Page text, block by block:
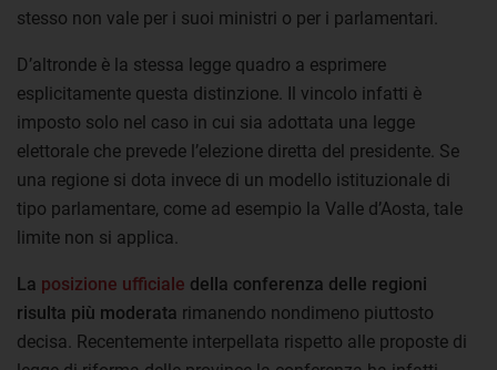
stesso non vale per i suoi ministri o per i parlamentari.
D’altronde è la stessa legge quadro a esprimere
esplicitamente questa distinzione. Il vincolo infatti è
imposto solo nel caso in cui sia adottata una legge
elettorale che prevede l’elezione diretta del presidente. Se
una regione si dota invece di un modello istituzionale di
tipo parlamentare, come ad esempio la Valle d’Aosta, tale
limite non si applica.
La posizione ufficiale della conferenza delle regioni
risulta più moderata rimanendo nondimeno piuttosto
decisa. Recentemente interpellata rispetto alle proposte di